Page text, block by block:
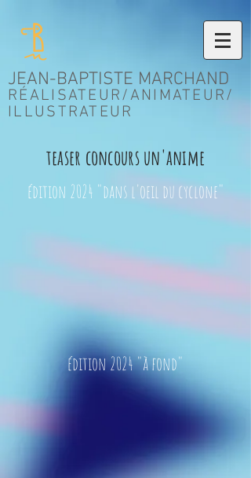
JEAN-BAPTISTE MARCHAND
RÉALISATEUR/ANIMATEUR/
ILLUSTRATEUR
teaser concours un'anime
édition 2024 "dans l'oeil du cyclone"
édition 2024 "à fond"